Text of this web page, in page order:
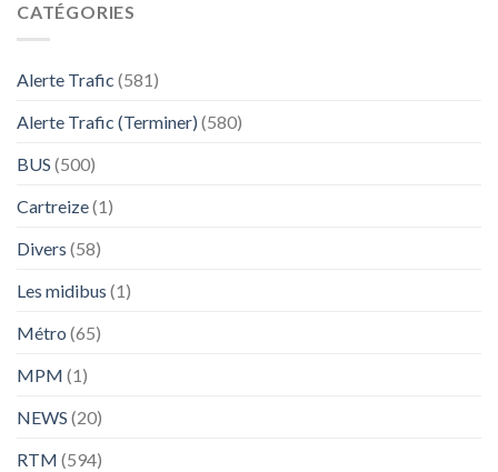
CATÉGORIES
Alerte Trafic (581)
Alerte Trafic (Terminer) (580)
BUS (500)
Cartreize(1)
Divers (58)
Les midibus (1)
Métro (65)
MPM (1)
NEWS (20)
RTM (594)